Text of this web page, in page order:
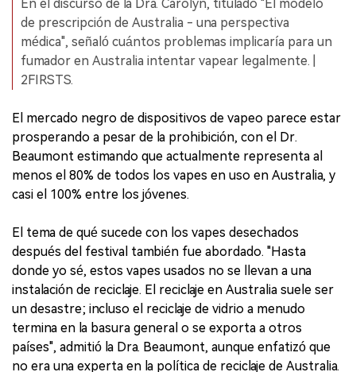
En el discurso de la Dra. Carolyn, titulado "El modelo
de prescripción de Australia - una perspectiva
médica", señaló cuántos problemas implicaría para un
fumador en Australia intentar vapear legalmente. |
2FIRSTS.
El mercado negro de dispositivos de vapeo parece estar
prosperando a pesar de la prohibición, con el Dr.
Beaumont estimando que actualmente representa al
menos el 80% de todos los vapes en uso en Australia, y
casi el 100% entre los jóvenes.
El tema de qué sucede con los vapes desechados
después del festival también fue abordado. "Hasta
donde yo sé, estos vapes usados no se llevan a una
instalación de reciclaje. El reciclaje en Australia suele ser
un desastre; incluso el reciclaje de vidrio a menudo
termina en la basura general o se exporta a otros
países", admitió la Dra. Beaumont, aunque enfatizó que
no era una experta en la política de reciclaje de Australia.